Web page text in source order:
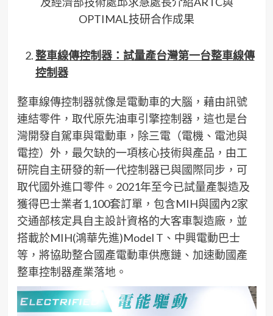
OPTIMAL技研合作成果
整車線傳控制器：試量產台灣第一台整車線傳
控制器
整車線傳控制器就像是電動車的大腦，藉由訊號
連結零件，取代原先油車引擎控制器，這也是台
灣開發自駕車與電動車，除三電（電機、電池與
電控）外，最欠缺的一項核心技術與產品，由工
研院自主研發的新一代控制器已與國際同步，可
取代國外進口零件。2021年至今已試量產製造及
獲得巴士業者1,100套訂單，包含MIH與國內2家
交通部核定具自主設計資格的大客車製造廠，並
搭載於MIH(鴻華先進)Model T、中興電動巴士
等，將協助整合國產電動車供應鏈、加速動國產
整車控制器產業落地。